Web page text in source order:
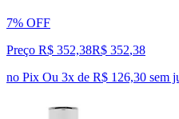
7% OFF
Preço R$ 352,38R$ 352,38
no Pix Ou 3x de R$ 126,30 sem